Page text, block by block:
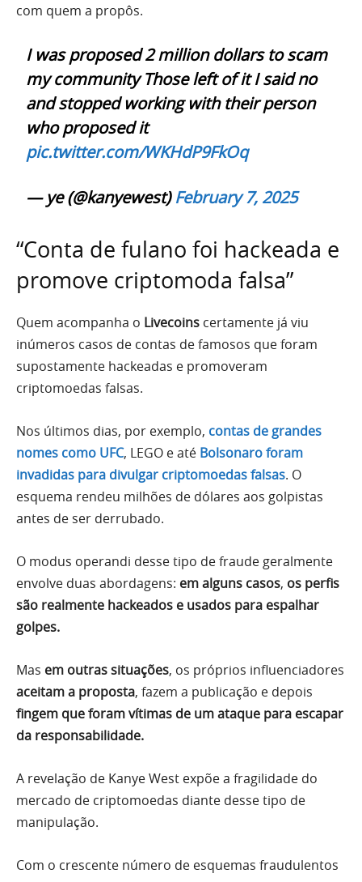
com quem a propôs.
I was proposed 2 million dollars to scam
my community Those left of it I said no
and stopped working with their person
who proposed it
pic.twitter.com/WKHdP9FkOq
— ye (@kanyewest)February 7, 2025
“Conta de fulano foi hackeada e
promove criptomoda falsa”
Quem acompanha o Livecoins certamente já viu
inúmeros casos de contas de famosos que foram
supostamente hackeadas e promoveram
criptomoedas falsas.
Nos últimos dias, por exemplo, contas de grandes
nomes como UFC, LEGO e até Bolsonaro foram
invadidas para divulgar criptomoedas falsas. O
esquema rendeu milhões de dólares aos golpistas
antes de ser derrubado.
O modus operandi desse tipo de fraude geralmente
envolve duas abordagens: em alguns casos, os perfis
são realmente hackeados e usados para espalhar
golpes.
Mas em outras situações, os próprios influenciadores
aceitam a proposta, fazem a publicação e depois
fingem que foram vítimas de um ataque para escapar
da responsabilidade.
A revelação de Kanye West expõe a fragilidade do
mercado de criptomoedas diante desse tipo de
manipulação.
Com o crescente número de esquemas fraudulentos